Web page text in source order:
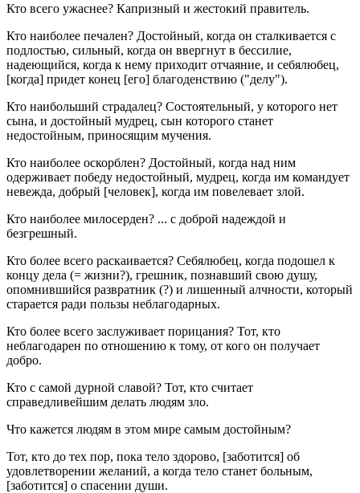
Кто всего ужаснее? Капризный и жестокий правитель.
Кто наиболее печален? Достойный, когда он сталкивается с
подлостью, сильный, когда он ввергнут в бессилие,
надеющийся, когда к нему приходит отчаяние, и себялюбец,
[когда] придет конец [его] благоденствию ("делу").
Кто наибольший страдалец? Состоятельный, у которого нет
сына, и достойный мудрец, сын которого станет
недостойным, приносящим мучения.
Кто наиболее оскорблен? Достойный, когда над ним
одерживает победу недостойный, мудрец, когда им командует
невежда, добрый [человек], когда им повелевает злой.
Кто наиболее милосерден? ... с доброй надеждой и
безгрешный.
Кто более всего раскаивается? Себялюбец, когда подошел к
концу дела (= жизни?), грешник, познавший свою душу,
опомнившийся развратник (?) и лишенный алчности, который
старается ради пользы неблагодарных.
Кто более всего заслуживает порицания? Тот, кто
неблагодарен по отношению к тому, от кого он получает
добро.
Кто с самой дурной славой? Тот, кто считает
справедливейшим делать людям зло.
Что кажется людям в этом мире самым достойным?
Тот, кто до тех пор, пока тело здорово, [заботится] об
удовлетворении желаний, а когда тело станет больным,
[заботится] о спасении души.